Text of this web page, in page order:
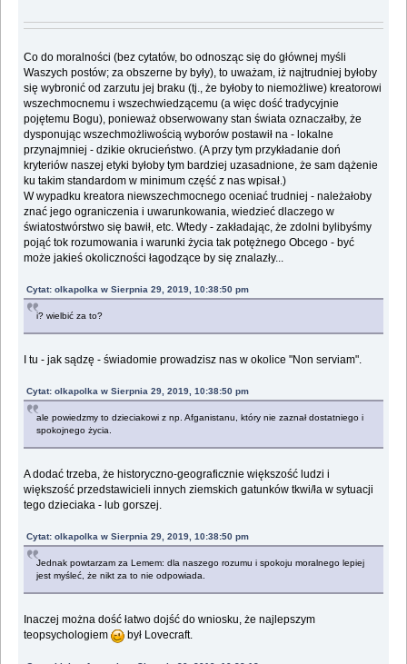
Co do moralności (bez cytatów, bo odnosząc się do głównej myśli
Waszych postów; za obszerne by były), to uważam, iż najtrudniej byłoby
się wybronić od zarzutu jej braku (tj., że byłoby to niemożliwe) kreatorowi
wszechmocnemu i wszechwiedzącemu (a więc dość tradycyjnie
pojętemu Bogu), ponieważ obserwowany stan świata oznaczałby, że
dysponując wszechmożliwością wyborów postawił na - lokalne
przynajmniej - dzikie okrucieństwo. (A przy tym przykładanie doń
kryteriów naszej etyki byłoby tym bardziej uzasadnione, że sam dążenie
ku takim standardom w minimum część z nas wpisał.)
W wypadku kreatora niewszechmocnego oceniać trudniej - należałoby
znać jego ograniczenia i uwarunkowania, wiedzieć dlaczego w
światostwórstwo się bawił, etc. Wtedy - zakładając, że zdolni bylibyśmy
pojąć tok rozumowania i warunki życia tak potężnego Obcego - być
może jakieś okoliczności łagodzące by się znalazły...
Cytat: olkapolka w Sierpnia 29, 2019, 10:38:50 pm
i? wielbić za to?
I tu - jak sądzę - świadomie prowadzisz nas w okolice "Non serviam".
Cytat: olkapolka w Sierpnia 29, 2019, 10:38:50 pm
ale powiedzmy to dzieciakowi z np. Afganistanu, który nie zaznał dostatniego i
spokojnego życia.
A dodać trzeba, że historyczno-geograficznie większość ludzi i
większość przedstawicieli innych ziemskich gatunków tkwi/ła w sytuacji
tego dzieciaka - lub gorszej.
Cytat: olkapolka w Sierpnia 29, 2019, 10:38:50 pm
Jednak powtarzam za Lemem: dla naszego rozumu i spokoju moralnego lepiej
jest myśleć, że nikt za to nie odpowiada.
Inaczej można dość łatwo dojść do wniosku, że najlepszym
teopsychologiem
był Lovecraft.